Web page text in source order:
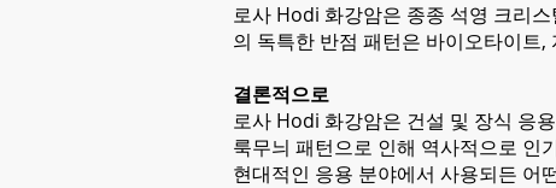
로사 Hodi 화강암은 종종 석영 크리
의 독특한 반점 패턴은 바이오타이트
결론적으로
로사 Hodi 화강암은 건설 및 장식 응
룩무늬 패턴으로 인해 역사적으로 인
현대적인 응용 분야에서 사용되든 어